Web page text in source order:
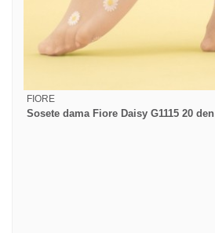
FIORE
Sosete dama Fiore Daisy G1115 20 den